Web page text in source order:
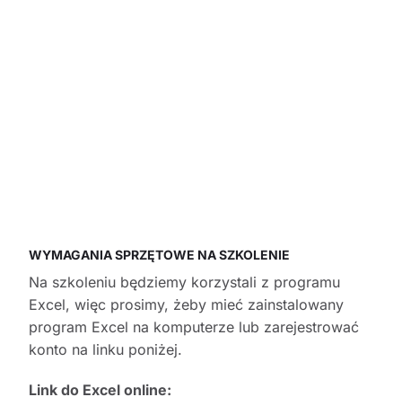
WYMAGANIA SPRZĘTOWE NA SZKOLENIE
Na szkoleniu będziemy korzystali z programu
Excel, więc prosimy, żeby mieć zainstalowany
program Excel na komputerze lub zarejestrować
konto na linku poniżej.
Link do Excel online: